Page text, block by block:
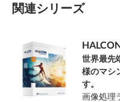
関連シリーズ
世界最先
様のマシ
す。
画像処理